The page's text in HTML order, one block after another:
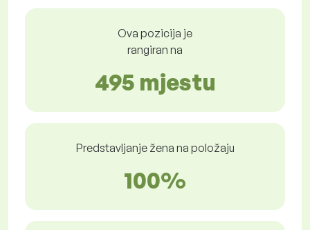
Ova pozicija je
rangiran na
495 mjestu
Predstavljanje žena na položaju
100%